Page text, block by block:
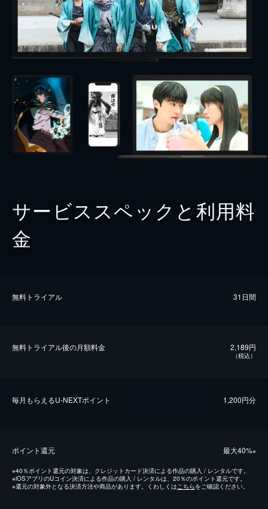
サービススペックと利用料
金
無料トライアル 31日間
無料トライアル後の⽉額料金 2,189円
（税込）
毎⽉もらえるU-NEXTポイント 1,200円分
ポイント還元 最⼤40%※
※40％ポイント還元の対象は、クレジットカード決済による作品の購入 / レンタルです。
※iOSアプリのUコイン決済による作品の購入 / レンタルは、20％のポイント還元です。
※還元の対象外となる決済方法や商品があります。くわしくは こちらをご確認ください。